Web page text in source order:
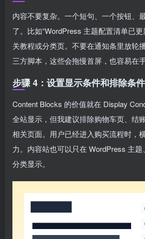
内容不要复杂。一个短句、一个按钮、
了。比如“WordPress 主题配置清单已
关教程或分类页。不要在通知条里放轮
三方脚本，这些会拖慢首屏，也容易在
步骤 4：设置显示条件和排除条件
Content Blocks 的价值就在 Display
全站显示，但我建议排除购物车页、结
相关页面。用户已经进入购买流程时，
力。内容站也可以只在 WordPress 主
分类显示。